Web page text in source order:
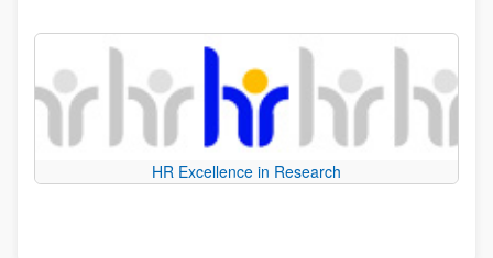
HR Excellence in Research